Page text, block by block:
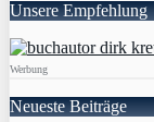
Unsere Empfehlung
Werbung
Neueste Beiträge